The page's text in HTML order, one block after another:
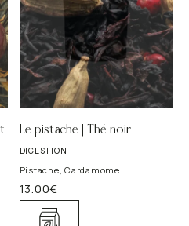
Le pistache | Thé noir
DIGESTION
Pistache, Cardamome
13.00€